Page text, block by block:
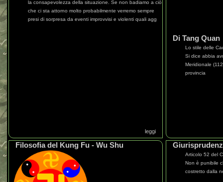
leggi
la consapevolezza della situazione. Se non badiamo a ciò
che ci sta attorno molto probabilmente verremo sempre
presi di sorpresa da eventi improvvisi e violenti quali agg
Di Tang Quan
Lo stile delle
Si dice abbia
Meridionale
provincia
Filosofia del Kung Fu - Wu Shu
Articolo 52 del
Non è punibile
costretto dalla